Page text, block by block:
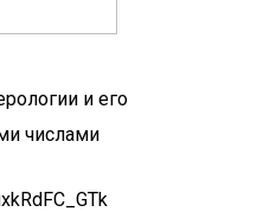
и его
числами